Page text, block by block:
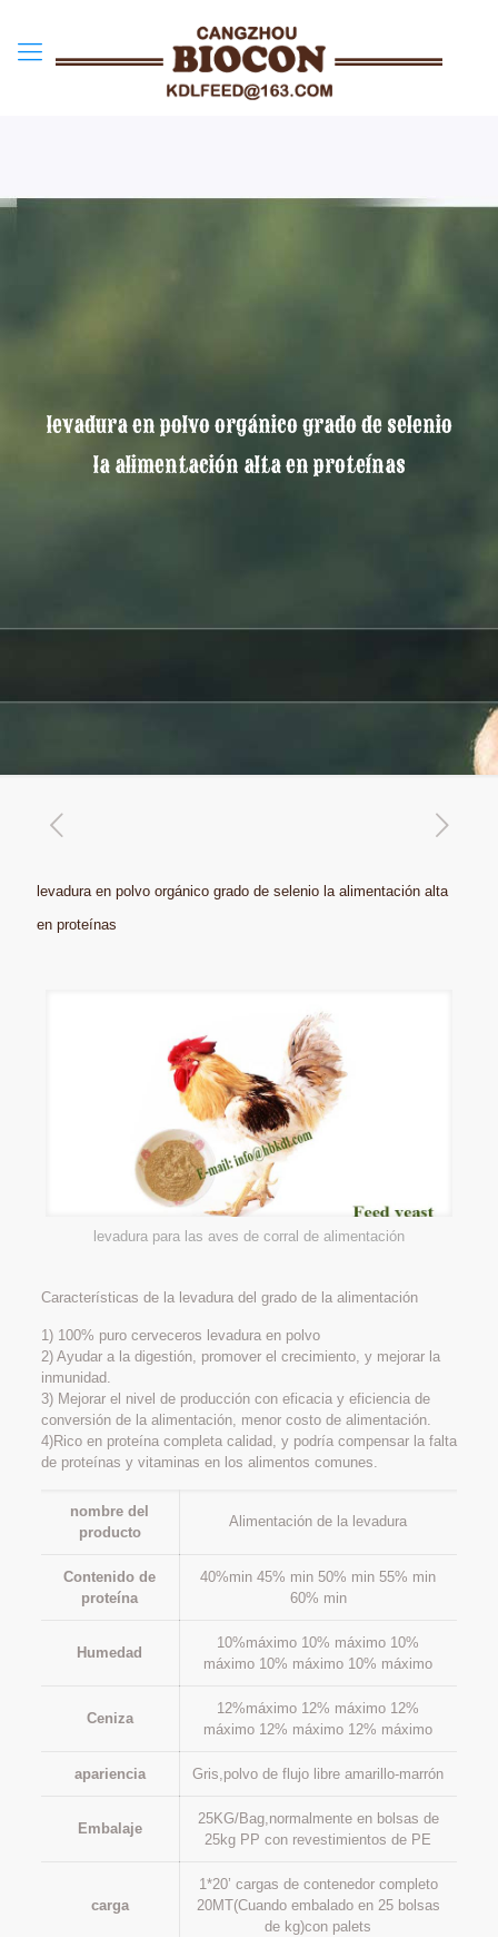
levadura en polvo orgánico grado de selenio
la alimentación alta en proteínas
levadura en polvo orgánico grado de selenio la alimentación alta
en proteínas
levadura para las aves de corral de alimentación
Características de la levadura del grado de la alimentación
1) 100% puro cerveceros levadura en polvo
2) Ayudar a la digestión, promover el crecimiento, y mejorar la
inmunidad.
3) Mejorar el nivel de producción con eficacia y eficiencia de
conversión de la alimentación, menor costo de alimentación.
4)Rico en proteína completa calidad, y podría compensar la falta
de proteínas y vitaminas en los alimentos comunes.
nombre del
producto
Alimentación de la levadura
Contenido de
proteína
40%min 45% min 50% min 55% min
60% min
Humedad
10%máximo 10% máximo 10%
máximo 10% máximo 10% máximo
Ceniza
12%máximo 12% máximo 12%
máximo 12% máximo 12% máximo
apariencia Gris,polvo de flujo libre amarillo-marrón
Embalaje
25KG/Bag,normalmente en bolsas de
25kg PP con revestimientos de PE
carga
1*20’ cargas de contenedor completo
20MT(Cuando embalado en 25 bolsas
de kg)con palets